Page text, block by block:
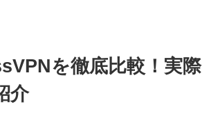
を徹底比較！実際
介